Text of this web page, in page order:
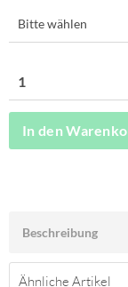
In den
Beschreibung
Ähnliche Artikel